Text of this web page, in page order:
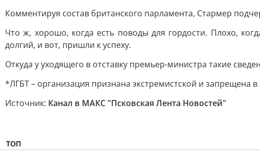
Комментируя состав британского парламента, Стармер
Что ж, хорошо, когда есть поводы для гордости. Плохо,
долгий, и вот, пришли к успеху.
Откуда у уходящего в отставку премьер-министра такие
*ЛГБТ – организация признана экстремистской и запрещена
Источник: Канал в МАКС "Псковская Лента Новостей"
ТОП